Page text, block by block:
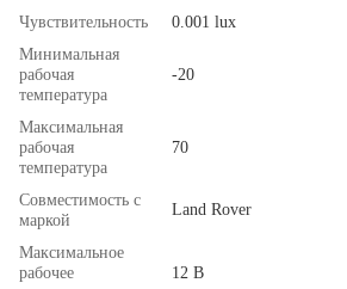
Чувствительность
0.001 lux
Минимальная
рабочая
температура
-20
Максимальная
рабочая
температура
70
Совместимость с
маркой
Land Rover
Максимальное
рабочее
12 В